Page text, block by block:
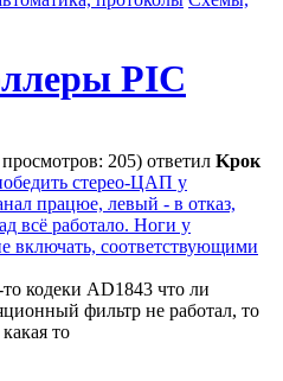
PIC
205) ответил Kpoк
стерео-ЦАП у
працюе, левый - в отказ,
всё работало. Ноги у
включать, соответствующими
кодеки AD1843 что ли
фильтр не работал, то
то